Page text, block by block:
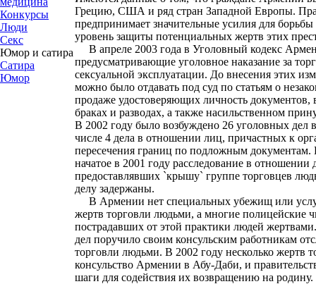
Конкурсы
Люди
Секс
Юмор и сатира
Сатира
Юмор
Грецию, США и ряд стран Западной Европы.
предпринимает значительные усилия для
уровень защиты потенциальных жертв этих
В апреле 2003 года в Уголовный кодекс
предусматривающие уголовное наказание за
сексуальной эксплуатации. До внесения этих
можно было отдавать под суд по статьям о
продаже удостоверяющих личность документов,
браках и разводах, а также насильственном
В 2002 году было возбуждено 26 уголовных дел
числе 4 дела в отношении лиц, причастных к
пересечения границ по подложным документам.
начатое в 2001 году расследование в
предоставлявших `крышу` группе торговцев
делу задержаны.
В Армении нет специальных убежищ или
жертв торговли людьми, а многие полицейские
пострадавших от этой практики людей
дел поручило своим консульским работникам
торговли людьми. В 2002 году несколько жертв
консульство Армении в Абу-Даби, и
шаги для содействия их возвращению на родину.